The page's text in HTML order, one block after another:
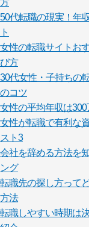
方
50代転職の現実！年
ト
女性の転職サイトお
び方
30代女性・子持ちの
のコツ
女性の平均年収は
女性が転職で有利な
スト3
会社を辞める方法を
ング
転職先の探し方って
方法
転職しやすい時期は